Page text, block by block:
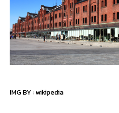
IMG BY :wikipedia